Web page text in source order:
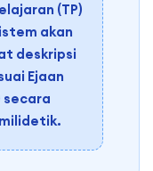
(TP)
akan
deskripsi
Ejaan
secara